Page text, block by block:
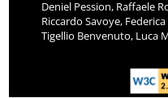
Deniel Pession, Raffaele
Riccardo Savoye,
Tigellio Benvenuto, Luca